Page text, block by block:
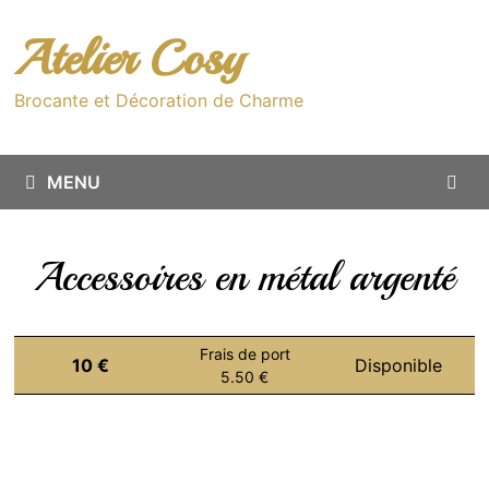
contenu
Atelier Cosy
Brocante et Décoration de Charme
MENU
Accessoires en métal argenté
10 €
Frais de port
5.50 €
Disponible